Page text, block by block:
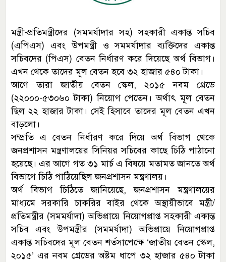
মন্ত্রী-প্রতিমন্ত্রীদের (সমমর্যাদার সহ) সহকারী একান্ত সচিব
(এপিএস) এবং উপমন্ত্রী ও সমমর্যাদার ব্যক্তিদের একান্ত
সচিবদের (পিএস) বেতন নির্ধারণ করে দিয়েছে অর্থ বিভাগ।
এখন থেকে তাদের মূল বেতন হবে ৩২ হাজার ৫৪০ টাকা।
আগে তারা জাতীয় বেতন স্কেল, ২০১৫ নবম গ্রেডে
(২২০০০-৫৩০৬০ টাকা) নিয়োগ পেতেন। অর্থাৎ মূল বেতন
ছিল ২২ হাজার টাকা। সেই হিসাবে তাদের মূল বেতন এখন
বাড়লো।
সম্প্রতি এ বেতন নির্ধারণ করে দিয়ে অর্থ বিভাগ থেকে
জনপ্রশাসন মন্ত্রণালয়ের সিনিয়র সচিবের কাছে চিঠি পাঠানো
হয়েছে। এর আগে গত ৩১ মার্চ এ বিষয়ে মতামত জানতে অর্থ
বিভাগে চিঠি পাঠিয়েছিল জনপ্রশাসন মন্ত্রণালয়।
অর্থ বিভাগ চিঠিতে জানিয়েছে, জনপ্রশাসন মন্ত্রণালয়ের
মাধ্যমে সরকারি চাকরির বাইর থেকে অস্থায়ীভাবে মন্ত্রী/
প্রতিমন্ত্রীর (সমমর্যাদা) অভিপ্রায়ে নিয়োগপ্রাপ্ত সহকারী একান্ত
সচিব এবং উপমন্ত্রীর (সমমর্যাদা) অভিপ্রায়ে নিয়োগপ্রাপ্ত
একান্ত সচিবদের মূল বেতন শর্তসাপেক্ষে ‘জাতীয় বেতন স্কেল,
২০১৫’ এর নবম গ্রেডের অষ্টম ধাপে ৩২ হাজার ৫৪০ টাকা